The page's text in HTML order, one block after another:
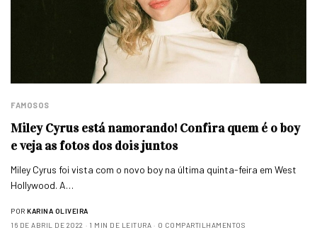
FAMOSOS
Miley Cyrus está namorando! Confira quem é o boy
e veja as fotos dos dois juntos
Miley Cyrus foi vista com o novo boy na última quinta-feira em West
Hollywood. A…
POR KARINA OLIVEIRA
16 DE ABRIL DE 2022
1 MIN DE LEITURA 0 COMPARTILHAMENTOS